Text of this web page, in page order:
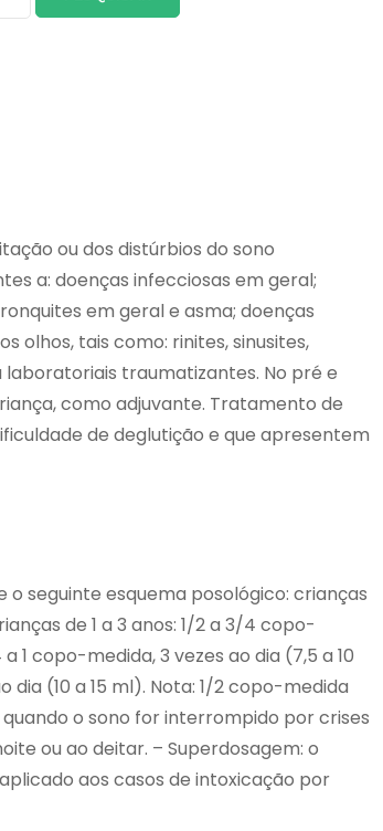
ou dos distúrbios do sono
a: doenças infecciosas em geral;
em geral e asma; doenças
olhos, tais como: rinites, sinusites,
laboratoriais traumatizantes. No pré e
como adjuvante. Tratamento de
de deglutição e que apresentem
seguinte esquema posológico: crianças
de 1 a 3 anos: 1/2 a 3/4 copo-
1 copo-medida, 3 vezes ao dia (7,5 a 10
dia (10 a 15 ml). Nota: 1/2 copo-medida
o sono for interrompido por crises
ou ao deitar. – Superdosagem: o
aos casos de intoxicação por